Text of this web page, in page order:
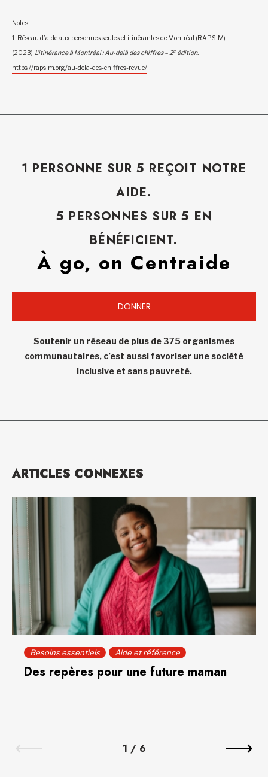
Notes :
1. Réseau d’aide aux personnes seules et itinérantes de Montréal (RAPSIM)
(2023). L’itinérance à Montréal : Au-delà des chiffres – 2e édition.
https://rapsim.org/au-dela-des-chiffres-revue/
1 PERSONNE SUR 5 REÇOIT NOTRE
AIDE.
5 PERSONNES SUR 5 EN
BÉNÉFICIENT.
À go, on Centraide
DONNER
Soutenir un réseau de plus de 375 organismes
communautaires, c’est aussi favoriser une société
inclusive et sans pauvreté.
ARTICLES CONNEXES
Besoins essentiels Aide et référence
Des repères pour une future maman
1 / 6